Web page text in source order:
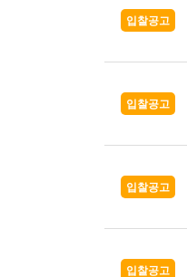
입찰공고
입찰공고
입찰공고
입찰공고